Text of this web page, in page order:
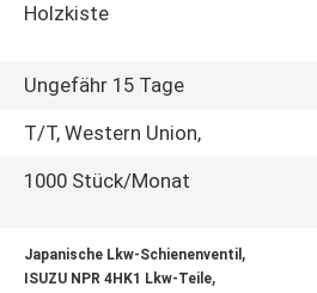
Holzkiste
Ungefähr 15 Tage
T/T, Western Union,
1000 Stück/Monat
Japanische Lkw-Schienenventil ,
ISUZU NPR 4HK1 Lkw-Teile,